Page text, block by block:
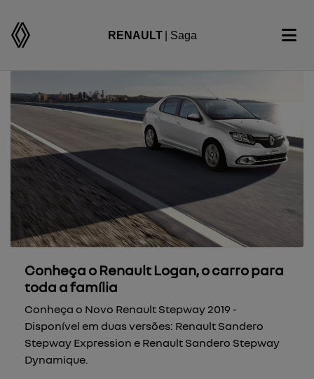
RENAULT | Saga
Conheça o Renault Logan, o carro para
toda a família
Conheça o Novo Renault Stepway 2019 -
Disponível em duas versões: Renault Sandero
Stepway Expression e Renault Sandero Stepway
Dynamique.